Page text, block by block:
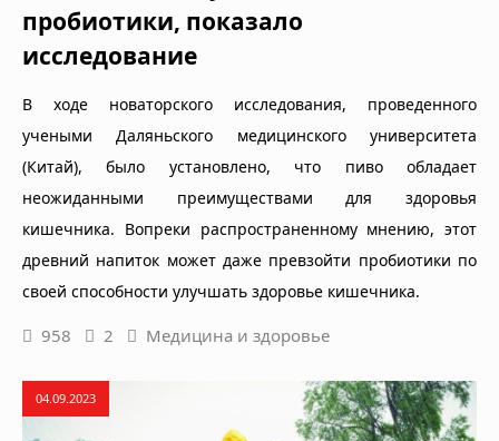
пробиотики, показало
исследование
В ходе новаторского исследования, проведенного
учеными Даляньского медицинского университета
(Китай), было установлено, что пиво обладает
неожиданными преимуществами для здоровья
кишечника. Вопреки распространенному мнению, этот
древний напиток может даже превзойти пробиотики по
своей способности улучшать здоровье кишечника.
958 2 Медицина и здоровье
04.09.2023